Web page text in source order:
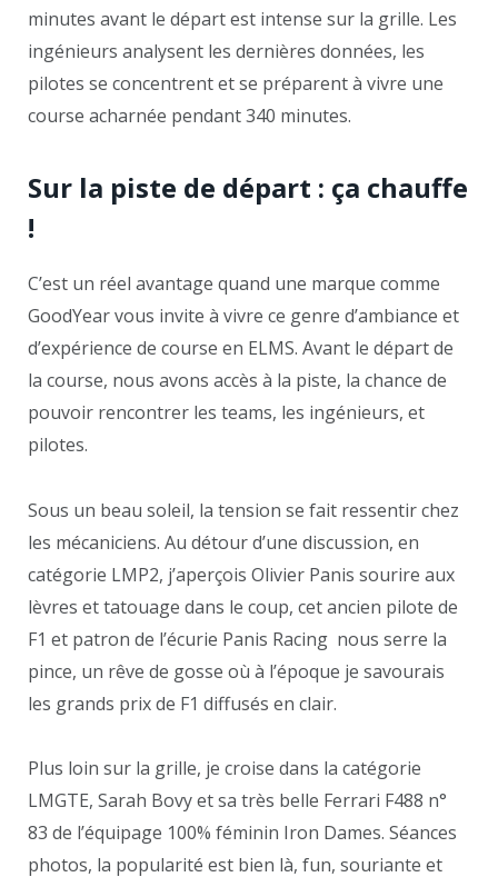
minutes avant le départ est intense sur la grille. Les
ingénieurs analysent les dernières données, les
pilotes se concentrent et se préparent à vivre une
course acharnée pendant 340 minutes.
Sur la piste de départ : ça chauffe
!
C’est un réel avantage quand une marque comme
GoodYear vous invite à vivre ce genre d’ambiance et
d’expérience de course en ELMS. Avant le départ de
la course, nous avons accès à la piste, la chance de
pouvoir rencontrer les teams, les ingénieurs, et
pilotes.
Sous un beau soleil, la tension se fait ressentir chez
les mécaniciens. Au détour d’une discussion, en
catégorie LMP2, j’aperçois Olivier Panis sourire aux
lèvres et tatouage dans le coup, cet ancien pilote de
F1 et patron de l’écurie Panis Racing nous serre la
pince, un rêve de gosse où à l’époque je savourais
les grands prix de F1 diffusés en clair.
Plus loin sur la grille, je croise dans la catégorie
LMGTE, Sarah Bovy et sa très belle Ferrari F488 n°
83 de l’équipage 100% féminin Iron Dames. Séances
photos, la popularité est bien là, fun, souriante et